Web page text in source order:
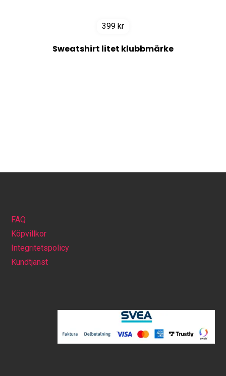
399 kr
Sweatshirt litet klubbmärke
FAQ
Köpvillkor
Integritetspolicy
Kundtjänst